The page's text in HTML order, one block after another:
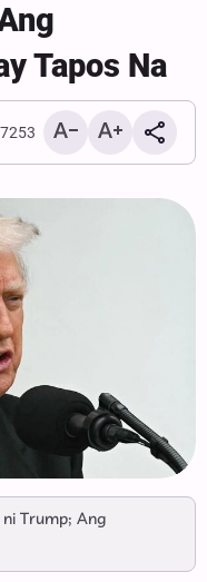
Tapos Na
Trump; Ang